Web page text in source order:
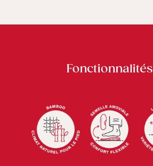
Fonctionnalités